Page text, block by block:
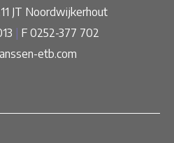
JT Noordwijkerhout
F 0252-377 702
etb.com